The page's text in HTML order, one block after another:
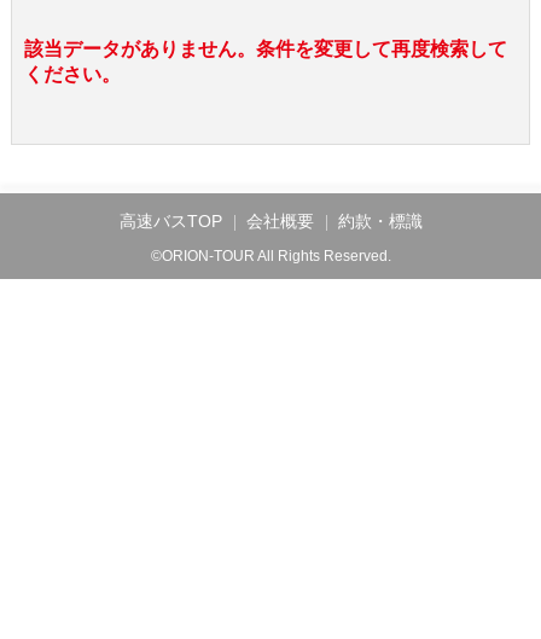
該当データがありません。条件を変更して再度検索して
ください。
高速バスTOP 会社概要 約款・標識
©ORION-TOUR All Rights Reserved.